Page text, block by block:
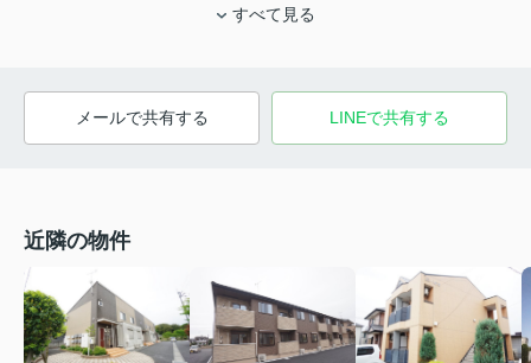
すべて見る
メールで共有する LINEで共有する
近隣の物件